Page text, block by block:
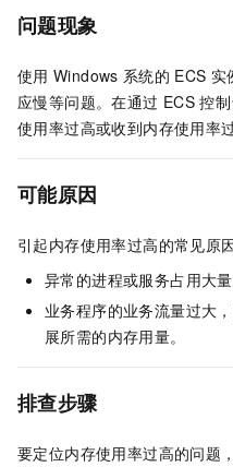
问题现象
使用 Windows 系统的 ECS 实
应慢等问题。在通过 ECS 控
使用率过高或收到内存使用率
可能原因
引起内存使用率过高的常见原
异常的进程或服务占用大
业务程序的业务流量过大
展所需的内存用量。
排查步骤
要定位内存使用率过高的问题